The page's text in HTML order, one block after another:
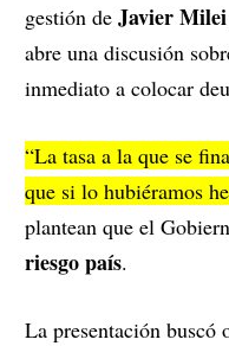
gestión de Javier Milei
abre una discusión
inmediato a colocar
“La tasa a la que se
que si lo hubiéramos
plantean que el
riesgo país.
La presentación buscó